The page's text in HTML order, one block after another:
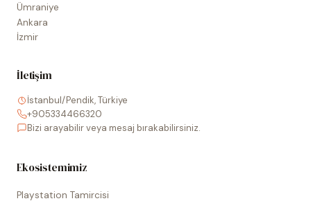
Ümraniye
Ankara
İzmir
İletişim
İstanbul/Pendik, Türkiye
+905334466320
Bizi arayabilir veya mesaj bırakabilirsiniz.
Ekosistemimiz
Playstation Tamircisi